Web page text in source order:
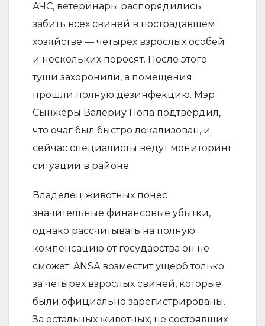
АЧС, ветеринары распорядились
забить всех свиней в пострадавшем
хозяйстве — четырех взрослых особей
и нескольких поросят. После этого
туши захоронили, а помещения
прошли полную дезинфекцию. Мэр
Сынжеры Валериу Попа подтвердил,
что очаг был быстро локализован, и
сейчас специалисты ведут мониторинг
ситуации в районе.
Владелец животных понес
значительные финансовые убытки,
однако рассчитывать на полную
компенсацию от государства он не
сможет. ANSA возместит ущерб только
за четырех взрослых свиней, которые
были официально зарегистрированы.
За остальных животных, не состоявших